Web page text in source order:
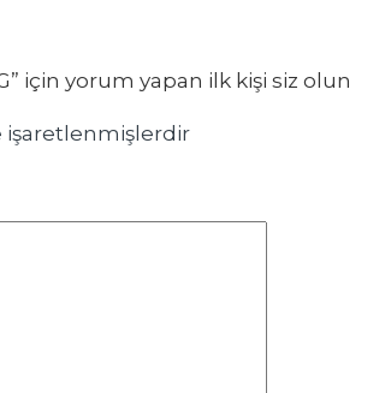
için yorum yapan ilk kişi siz olun
işaretlenmişlerdir